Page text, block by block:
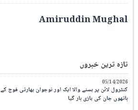
Amiruddin Mughal
تازہ ترین خبروں
05/14/2026
کنٹرول لائن پر بسنے والا ایک اور نوجوان بھارتی فوج کے
ہاتھوں جان کی بازی ہار گیا